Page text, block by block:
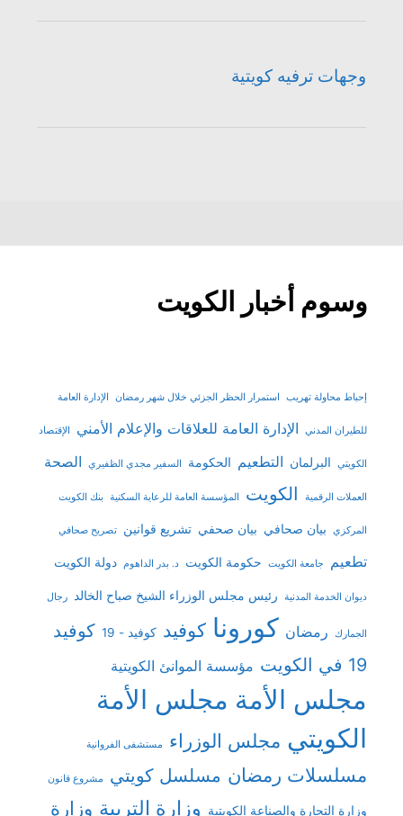
وجهات ترفيه كويتية
وسوم أخبار الكويت
إحباط محاولة تهريب استمرار الحظر الجزئي خلال شهر رمضان الإدارة العامة
للطيران المدني الإدارة العامة للعلاقات والإعلام الأمني الإقتصاد
الكويتي البرلمان التطعيم الحكومة السفير مجدي الظفيري الصحة
العملات الرقمية الكويت المؤسسة العامة للرعاية السكنية بنك الكويت
المركزي بيان صحافي بيان صحفي تشريع قوانين تصريح صحافي
تطعيم جامعة الكويت حكومة الكويت د. بدر الداهوم دولة الكويت
ديوان الخدمة المدنية رئيس مجلس الوزراء الشيخ صباح الخالد رجال
الجمارك رمضان كورونا كوفيد كوفيد - 19
كوفيد
19 في الكويت
مؤسسة الموانئ الكويتية
مجلس الأمة مجلس الأمة
الكويتي مجلس الوزراء مستشفى الفروانية
مسلسلات رمضان مسلسل كويتي مشروع قانون
وزارة التجارة والصناعة الكويتية وزارة التربية وزارة